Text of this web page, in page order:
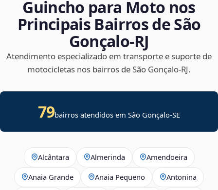
Guincho para Moto nos
Principais Bairros de São
Gonçalo‑RJ
Atendimento especializado em transporte e suporte de
motocicletas nos bairros de São Gonçalo‑RJ.
79bairros atendidos emSão Gonçalo-SE
Alcântara Almerinda Amendoeira
Anaia Grande Anaia Pequeno Antonina